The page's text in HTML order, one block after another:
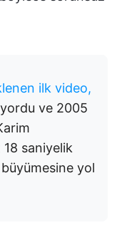
ilk video,
ve 2005
saniyelik
yol